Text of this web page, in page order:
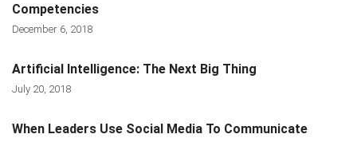
Competencies
December 6, 2018
Artificial Intelligence: The Next Big Thing
July 20, 2018
When Leaders Use Social Media To Communicate